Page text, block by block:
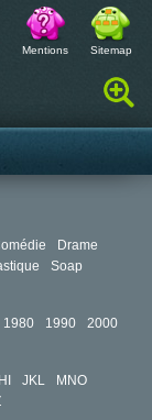
Mentions Sitemap
Rechercher :
Drame
Soap
1980 1990
2000
JKL
MNO